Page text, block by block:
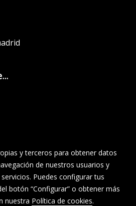
y terceros para obtener datos
de nuestros usuarios y
Puedes configurar tus
botón “Configurar” o obtener más
nuestra Política de cookies.